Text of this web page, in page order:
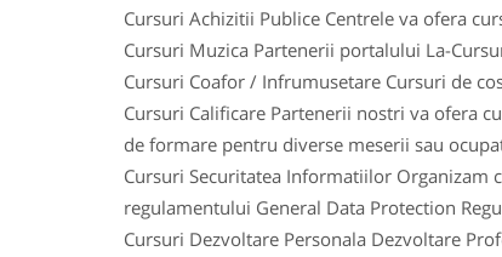
Cursuri Achizitii Publice Centrele va ofera
Cursuri Muzica Partenerii portalului La-
Cursuri Coafor / Infrumusetare Cursuri de
Cursuri Calificare Partenerii nostri va ofera
de formare pentru diverse meserii sau
Cursuri Securitatea Informatiilor
regulamentului General Data Protection
Cursuri Dezvoltare Personala Dezvoltare